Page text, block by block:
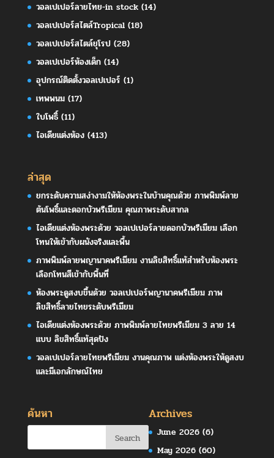
วอลเปเปอร์ลายไทย-in stock(14)
วอลเปเปอร์สไตล์Tropical(18)
วอลเปเปอร์สไตล์ยุโรป(28)
วอลเปเปอร์ห้องเด็ก(14)
อุปกรณ์ติดตั้งวอลเปเปอร์ (1)
เทพพนม(17)
ใบโพธิ์(11)
ไอเดียแต่งห้อง(413)
ล่าสุด
ยกระดับความสง่างามให้ห้องพระในบ้านคุณด้วย ภาพพิมพ์ลาย
ต้นโพธิ์และดอกบัวพรีเมียม คุณภาพระดับสากล
ไอเดียแต่งห้องพระด้วย วอลเปเปอร์ลายดอกบัวพรีเมียม เลือก
โทนให้เข้ากับผนังจริงและพื้น
ภาพพิมพ์ลายพญานาคพรีเมียม งานลิขสิทธิ์แท้สำหรับห้องพระ
เลือกโทนสีเข้ากับพื้นที่
ห้องพระดูสงบขึ้นด้วย วอลเปเปอร์พญานาคพรีเมียม ภาพ
ลิขสิทธิ์ลายไทยระดับพรีเมียม
ไอเดียแต่งห้องพระด้วย ภาพพิมพ์ลายไทยพรีเมียม 3 ลาย 14
แบบ ลิขสิทธิ์แท้สุดปัง
วอลเปเปอร์ลายไทยพรีเมียม งานคุณภาพ แต่งห้องพระให้ดูสงบ
และมีเอกลักษณ์ไทย
ค้นหา Archives
June 2026 (6)
May 2026 (60)